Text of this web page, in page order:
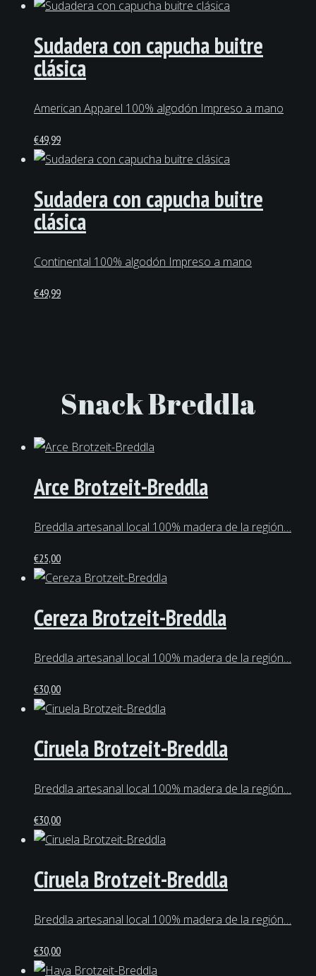
Sudadera con capucha buitre
clásica
American Apparel 100% algodón Impreso a mano
€49,99
Sudadera con capucha buitre
clásica
Continental 100% algodón Impreso a mano
€49,99
Snack Breddla
Arce Brotzeit-Breddla
Breddla artesanal local 100% madera de la región…
€25,00
Cereza Brotzeit-Breddla
Breddla artesanal local 100% madera de la región…
€30,00
Ciruela Brotzeit-Breddla
Breddla artesanal local 100% madera de la región…
€30,00
Ciruela Brotzeit-Breddla
Breddla artesanal local 100% madera de la región…
€30,00